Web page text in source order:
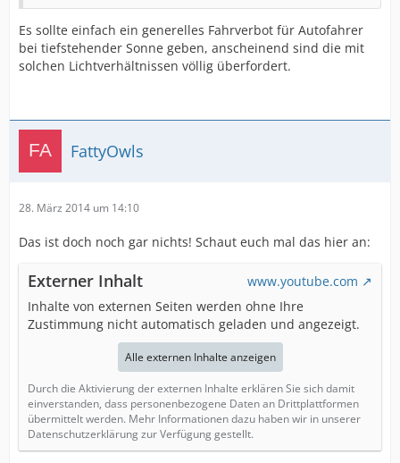
Es sollte einfach ein generelles Fahrverbot für Autofahrer
bei tiefstehender Sonne geben, anscheinend sind die mit
solchen Lichtverhältnissen völlig überfordert.
FattyOwls
28. März 2014 um 14:10
Das ist doch noch gar nichts! Schaut euch mal das hier an:
Externer Inhalt
www.youtube.com
Inhalte von externen Seiten werden ohne Ihre
Zustimmung nicht automatisch geladen und angezeigt.
Alle externen Inhalte anzeigen
Durch die Aktivierung der externen Inhalte erklären Sie sich damit
einverstanden, dass personenbezogene Daten an Drittplattformen
übermittelt werden. Mehr Informationen dazu haben wir in unserer
Datenschutzerklärung zur Verfügung gestellt.